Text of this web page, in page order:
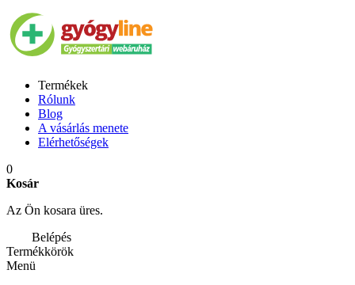
Termékek
Rólunk
Blog
A vásárlás menete
Elérhetőségek
0
Kosár
Az Ön kosara üres.
Belépés
Termékkörök
Menü